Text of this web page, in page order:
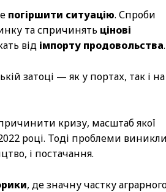
погіршити ситуацію. Спроби
та спричинять цінові
від імпорту продовольства.
затоці — як у портах, так і на
кризу, масштаб якої
2022 році. Тоді проблеми
і постачання.
, де значну частку